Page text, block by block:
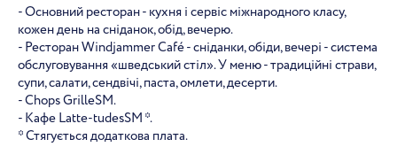
- Основний ресторан - кухня і сервіс міжнародного класу,
кожен день на сніданок, обід, вечерю.
- Ресторан Windjammer Café - сніданки, обіди, вечері - система
обслуговування «шведський стіл». У меню - традиційні страви,
супи, салати, сендвічі, паста, омлети, десерти.
- Chops GrilleSM.
- Кафе Latte-tudesSM *.
* Стягується додаткова плата.